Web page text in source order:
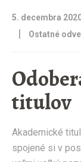
5. decembra
| Ostatné
titulov
Akademické
spojené si v